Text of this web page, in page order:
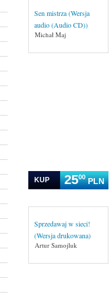
Sen mistrza (Wersja
audio (Audio CD))
Michał Maj
KUP 2500PLN
Sprzedawaj w sieci!
(Wersja drukowana)
Artur Samojluk